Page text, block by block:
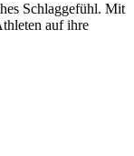
Schlaggefühl. Mit
auf ihre